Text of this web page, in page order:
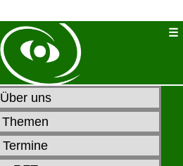
Über uns
Themen
Termine